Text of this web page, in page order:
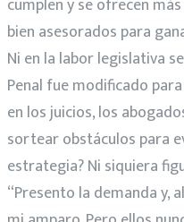
bien asesorados para
Ni en la labor legislativa
Penal fue modificado
en los juicios, los
sortear obstáculos para
estrategia? Ni siquiera
“Presento la demanda y,